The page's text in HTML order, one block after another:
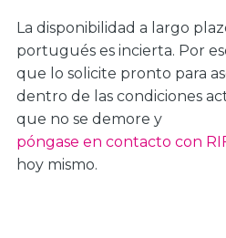
La disponibilidad a largo
portugués es incierta. Por
que lo solicite pronto para
dentro de las condiciones
que no se demore y
póngase en contacto con
hoy mismo.